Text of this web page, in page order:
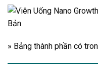
» Bảng thành phần có